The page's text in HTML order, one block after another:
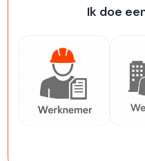
Ik doe